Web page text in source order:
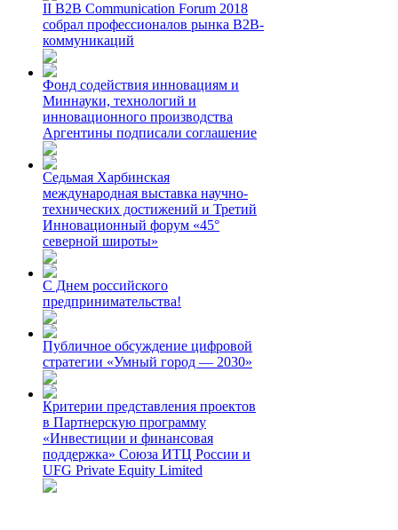
II B2B Communication Forum 2018
собрал профессионалов рынка B2B-
коммуникаций
Фонд содействия инновациям и
Миннауки, технологий и
инновационного производства
Аргентины подписали соглашение
Седьмая Харбинская
международная выставка научно-
технических достижений и Третий
Инновационный форум «45°
северной широты»
С Днем российского
предпринимательства!
Публичное обсуждение цифровой
стратегии «Умный город — 2030»
Критерии представления проектов
в Партнерскую программу
«Инвестиции и финансовая
поддержка» Союза ИТЦ России и
UFG Private Equity Limited